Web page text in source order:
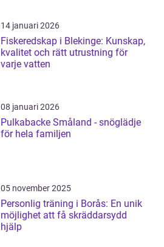
14 januari 2026
Fiskeredskap i Blekinge: Kunskap,
kvalitet och rätt utrustning för
varje vatten
08 januari 2026
Pulkabacke Småland - snöglädje
för hela familjen
05 november 2025
Personlig träning i Borås: En unik
möjlighet att få skräddarsydd
hjälp